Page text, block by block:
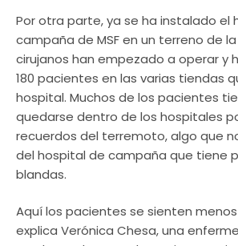
Por otra parte, ya se ha instalado el
campaña de MSF en un terreno de
cirujanos han empezado a operar y
180 pacientes en las varias tiendas
hospital. Muchos de los pacientes
quedarse dentro de los hospitales
recuerdos del terremoto, algo que
del hospital de campaña que tiene
blandas.
Aquí los pacientes se sienten
explica Verónica Chesa, una